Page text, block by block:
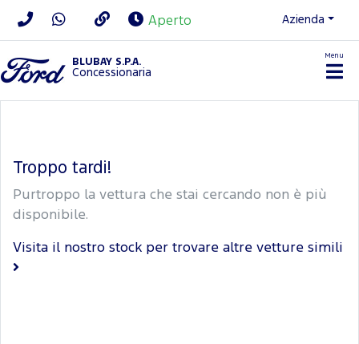
Aperto Azienda
BLUBAY S.P.A.
Concessionaria
Menu
Troppo tardi!
Purtroppo la vettura che stai cercando non è più
disponibile.
Visita il nostro stock per trovare altre vetture simili